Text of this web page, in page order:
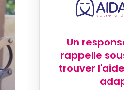
Un
rappelle
trouver